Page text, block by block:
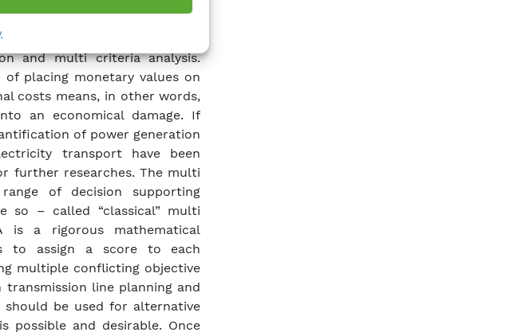
with the Decree of
different and complementary
and multi criteria analysis.
placing monetary values on
costs means, in other words,
an economical damage. If
of power generation
transport have been
further researches. The multi
of decision supporting
so – called “classical” multi
is a rigorous mathematical
to assign a score to each
multiple conflicting objective
line planning and
should be used for alternative
possible and desirable. Once